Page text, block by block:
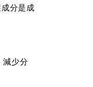
分是成
減少分